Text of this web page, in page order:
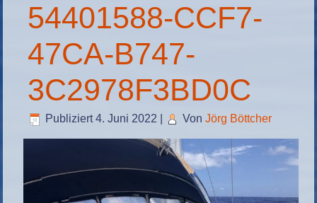
54401588-CCF7-
47CA-B747-
3C2978F3BD0C
Publiziert 4. Juni 2022 Von Jörg Böttcher